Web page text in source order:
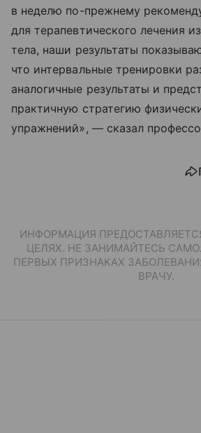
в неделю по-прежнему
для терапевтического лечения
тела, наши результаты
что интервальные тренировки
аналогичные результаты и
практичную стратегию
упражнений», — сказал
ИНФОРМАЦИЯ
ЦЕЛЯХ. НЕ ЗАНИМАЙТЕСЬ
ПЕРВЫХ ПРИЗНАКАХ
ВРАЧУ.